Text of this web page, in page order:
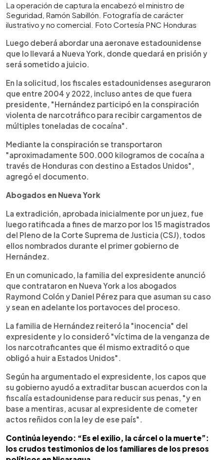
La operación de captura la encabezó el ministro de
Seguridad, Ramón Sabillón. Fotografía de carácter
ilustrativo y no comercial. Foto Cortesía PNC Honduras
Luego deberá abordar una aeronave estadounidense
que lo llevará a Nueva York, donde quedará en prisión y
será sometido a juicio.
En la solicitud, los fiscales estadounidenses aseguraron
que entre 2004 y 2022, incluso antes de que fuera
presidente, "Hernández participó en la conspiración
violenta de narcotráfico para recibir cargamentos de
múltiples toneladas de cocaína".
Mediante la conspiración se transportaron
"aproximadamente 500.000 kilogramos de cocaína a
través de Honduras con destino a Estados Unidos",
agregó el documento.
Abogados en Nueva York
La extradición, aprobada inicialmente por un juez, fue
luego ratificada a fines de marzo por los 15 magistrados
del Pleno de la Corte Suprema de Justicia (CSJ), todos
ellos nombrados durante el primer gobierno de
Hernández.
En un comunicado, la familia del expresidente anunció
que contrataron en Nueva York a los abogados
Raymond Colón y Daniel Pérez para que asuman su caso
y sean en adelante los portavoces del proceso.
La familia de Hernández reiteró la "inocencia" del
expresidente y lo consideró "víctima de la venganza de
los narcotraficantes que él mismo extraditó o que
obligó a huir a Estados Unidos".
Según ha argumentado el expresidente, los capos que
su gobierno ayudó a extraditar buscan acuerdos con la
fiscalía estadounidense para reducir sus penas, "y en
base a mentiras, acusar al expresidente de cometer
actos reñidos con la ley de ese país".
Continúa leyendo: “Es el exilio, la cárcel o la muerte”:
los crudos testimonios de los familiares de los presos